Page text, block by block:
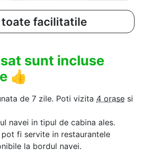
toate facilitatile
sunt incluse
👍
de 7 zile. Poti vizita 4 orase si
navei in tipul de cabina ales.
fi servite in restaurantele
la bordul navei.